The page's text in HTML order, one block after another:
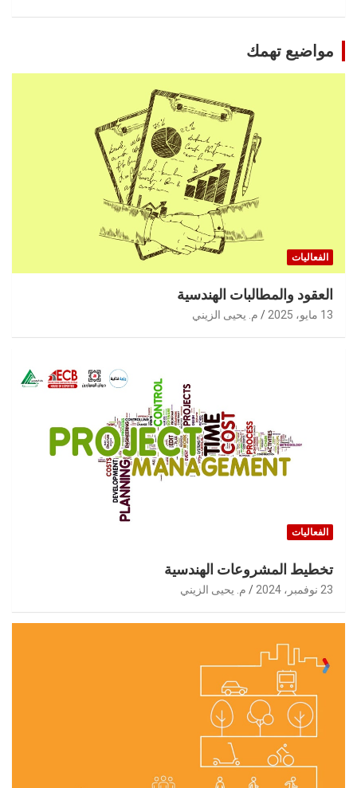
مواضيع تهمك
الفعاليات
العقود والمطالبات الهندسية
13 مايو، 2025 م. يحيى الزيني
الفعاليات
تخطيط المشروعات الهندسية
23 نوفمبر، 2024 م. يحيى الزيني